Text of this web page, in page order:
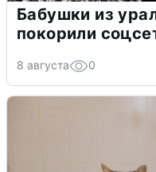
Бабушки из
покорили
8 августа 0